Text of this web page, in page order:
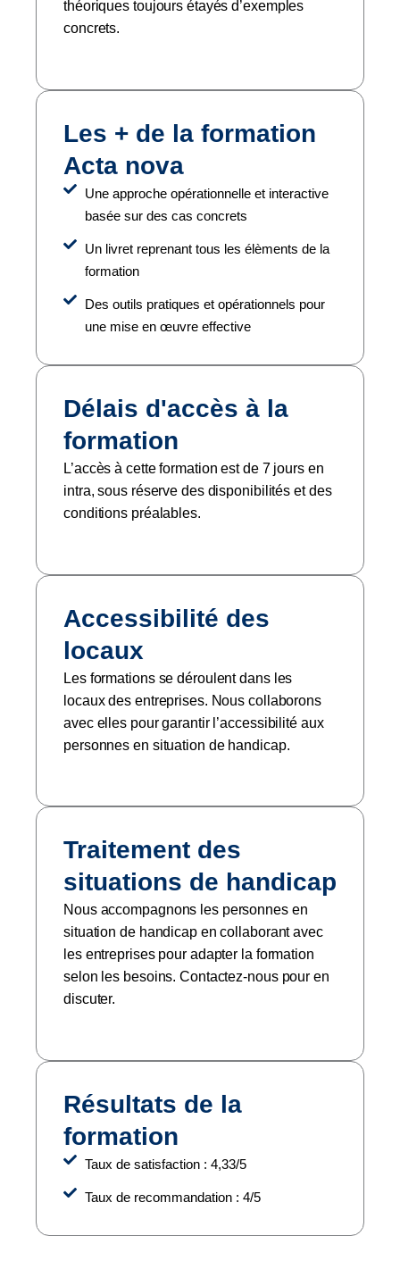
théoriques toujours étayés d’exemples
concrets.
Les + de la formation
Acta nova
Une approche opérationnelle et interactive
basée sur des cas concrets
Un livret reprenant tous les élèments de la
formation
Des outils pratiques et opérationnels pour
une mise en œuvre effective
Délais d'accès à la
formation
L’accès à cette formation est de 7 jours en
intra, sous réserve des disponibilités et des
conditions préalables.
Accessibilité des
locaux
Les formations se déroulent dans les
locaux des entreprises. Nous collaborons
avec elles pour garantir l’accessibilité aux
personnes en situation de handicap.
Traitement des
situations de handicap
Nous accompagnons les personnes en
situation de handicap en collaborant avec
les entreprises pour adapter la formation
selon les besoins. Contactez-nous pour en
discuter.
Résultats de la
formation
Taux de satisfaction : 4,33/5
Taux de recommandation : 4/5